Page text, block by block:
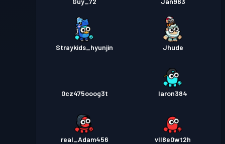
Straykids_hyunjin Jhude
0cz475ooog3t laron384
real_Adam456 vll8e0wt2h